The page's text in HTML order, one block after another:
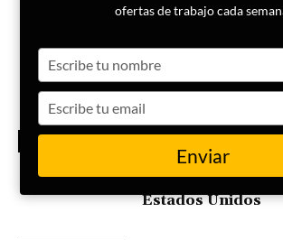
Harris
ELECCIONES ESTADOS
El Partido
recupera la
Senado de
Donald Trump se
Estados Unidos
ofertas de trabajo cada
your
name
your
email
Enviar